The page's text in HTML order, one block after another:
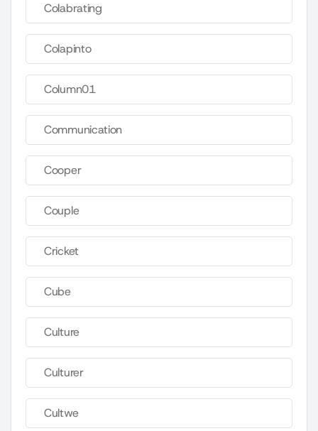
Colabrating
Colapinto
Column01
Communication
Cooper
Couple
Cricket
Cube
Culture
Culturer
Cultwe